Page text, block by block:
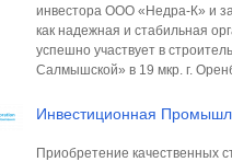
инвестора ООО «Недра-К» и
как надежная и стабильная
успешно участвует в
Салмышской» в 19 мкр. г.
Инвестиционная
Приобретение качественных